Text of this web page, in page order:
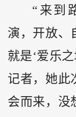
“来到
演，开放、
就是‘爱乐
记者，她此
会而来，没